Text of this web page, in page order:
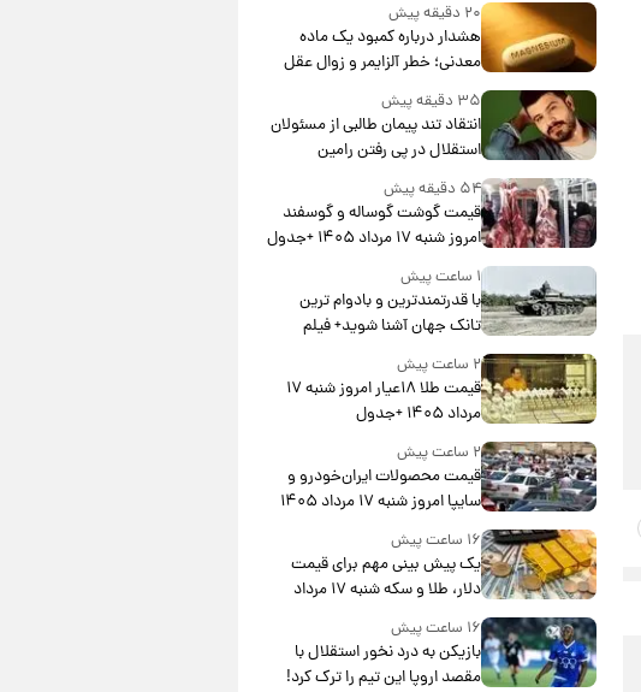
۲۰ دقیقه پیش
هشدار درباره کمبود یک ماده
معدنی؛ خطر آلزایمر و زوال عقل
افزایش می‌یابد؟
۳۵ دقیقه پیش
انتقاد تند پیمان طالبی از مسئولان
استقلال در پی رفتن رامین
رضاییان+ عکس
۵۴ دقیقه پیش
قیمت گوشت گوساله و گوسفند
امروز شنبه ۱۷ مرداد ۱۴۰۵ +جدول
۱ ساعت پیش
با قدرتمندترین و بادوام ترین
تانک جهان آشنا شوید+ فیلم
۲ ساعت پیش
قیمت طلا ۱۸عیار امروز شنبه ۱۷
مرداد ۱۴۰۵ +جدول
۲ ساعت پیش
قیمت محصولات ایران‌خودرو و
سایپا امروز شنبه ۱۷ مرداد ۱۴۰۵
۱۶ ساعت پیش
یک پیش ‌بینی مهم برای قیمت
دلار، طلا و سکه شنبه ۱۷ مرداد
۱۴۰۵
۱۶ ساعت پیش
بازیکن به درد نخور استقلال با
مقصد اروپا این تیم را ترک کرد!